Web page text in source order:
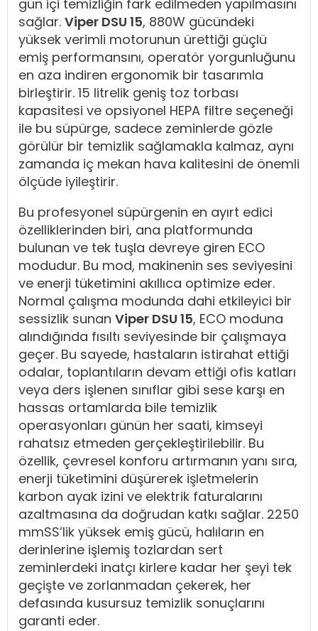
gün içi temizliğin fark edilmeden yapılmasını
sağlar. Viper DSU 15, 880W gücündeki
yüksek verimli motorunun ürettiği güçlü
emiş performansını, operatör yorgunluğunu
en aza indiren ergonomik bir tasarımla
birleştirir. 15 litrelik geniş toz torbası
kapasitesi ve opsiyonel HEPA filtre seçeneği
ile bu süpürge, sadece zeminlerde gözle
görülür bir temizlik sağlamakla kalmaz, aynı
zamanda iç mekan hava kalitesini de önemli
ölçüde iyileştirir.
Bu profesyonel süpürgenin en ayırt edici
özelliklerinden biri, ana platformunda
bulunan ve tek tuşla devreye giren ECO
modudur. Bu mod, makinenin ses seviyesini
ve enerji tüketimini akıllıca optimize eder.
Normal çalışma modunda dahi etkileyici bir
sessizlik sunan Viper DSU 15, ECO moduna
alındığında fısıltı seviyesinde bir çalışmaya
geçer. Bu sayede, hastaların istirahat ettiği
odalar, toplantıların devam ettiği ofis katları
veya ders işlenen sınıflar gibi sese karşı en
hassas ortamlarda bile temizlik
operasyonları günün her saati, kimseyi
rahatsız etmeden gerçekleştirilebilir. Bu
özellik, çevresel konforu artırmanın yanı sıra,
enerji tüketimini düşürerek işletmelerin
karbon ayak izini ve elektrik faturalarını
azaltmasına da doğrudan katkı sağlar. 2250
mmSS’lik yüksek emiş gücü, halıların en
derinlerine işlemiş tozlardan sert
zeminlerdeki inatçı kirlere kadar her şeyi tek
geçişte ve zorlanmadan çekerek, her
defasında kusursuz temizlik sonuçlarını
garanti eder.